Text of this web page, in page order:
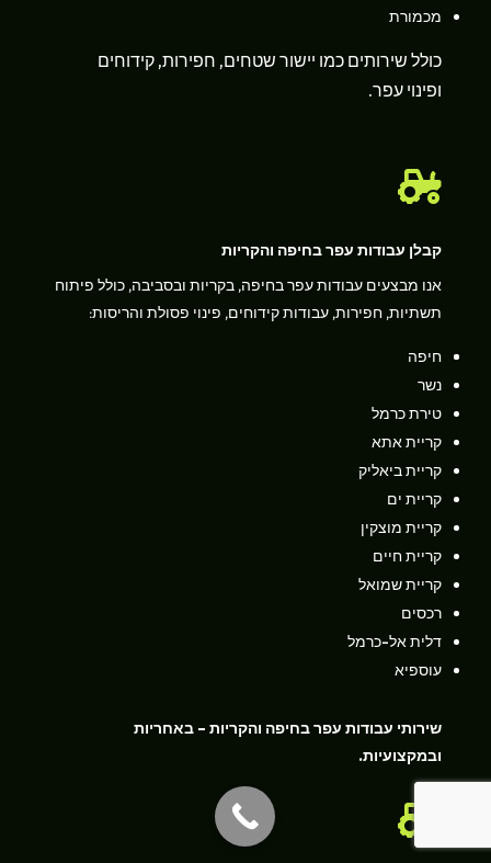
מכמורת
כולל שירותים כמו יישור שטחים, חפירות, קידוחים
ופינוי עפר.

קבלן עבודות עפר בחיפה והקריות
אנו מבצעים עבודות עפר בחיפה, בקריות ובסביבה, כולל פיתוח
תשתיות, חפירות, עבודות קידוחים, פינוי פסולת והריסות:
חיפה
נשר
טירת כרמל
קריית אתא
קריית ביאליק
קריית ים
קריית מוצקין
קריית חיים
קריית שמואל
רכסים
דלית אל-כרמל
עוספיא
שירותי עבודות עפר בחיפה והקריות – באחריות
ובמקצועיות.
